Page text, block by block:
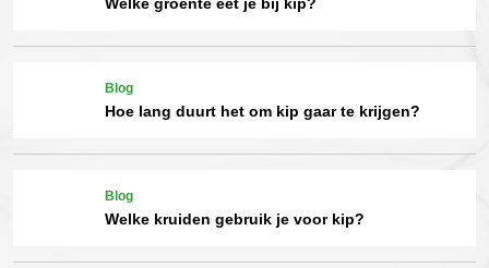
Blog
Hoe lang duurt het om kip gaar te krijgen?
Blog
Welke kruiden gebruik je voor kip?